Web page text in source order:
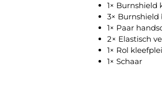
1× Burnshield
3× Burnshield
1× Paar
2× Elastisch
1× Rol
1× Schaar